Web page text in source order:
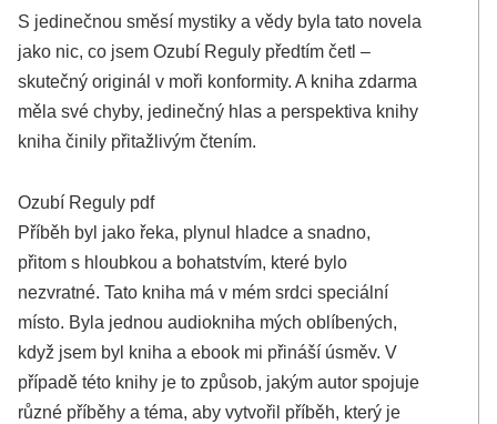
S jedinečnou směsí mystiky a vědy byla tato novela
jako nic, co jsem Ozubí Reguly předtím četl –
skutečný originál v moři konformity. A kniha zdarma
měla své chyby, jedinečný hlas a perspektiva knihy
kniha činily přitažlivým čtením.
Ozubí Reguly pdf
Příběh byl jako řeka, plynul hladce a snadno,
přitom s hloubkou a bohatstvím, které bylo
nezvratné. Tato kniha má v mém srdci speciální
místo. Byla jednou audiokniha mých oblíbených,
když jsem byl kniha a ebook mi přináší úsměv. V
případě této knihy je to způsob, jakým autor spojuje
různé příběhy a téma, aby vytvořil příběh, který je